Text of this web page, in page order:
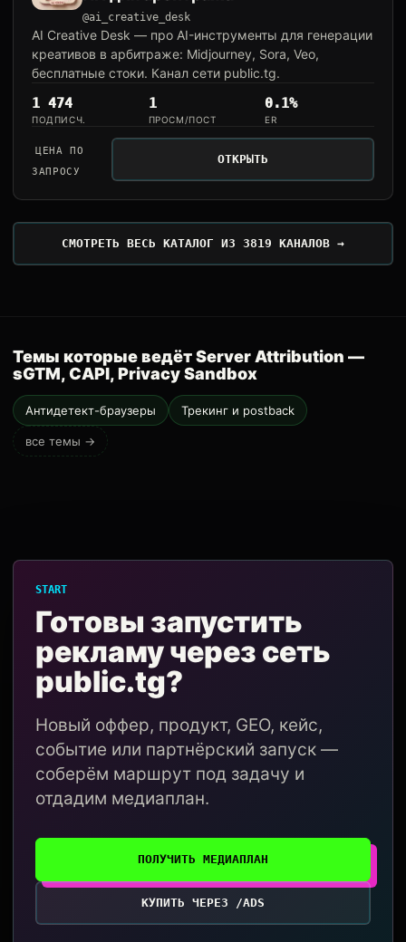
@ai_creative_desk
AI Creative Desk — про AI-инструменты для генерации
креативов в арбитраже: Midjourney, Sora, Veo,
бесплатные стоки. Канал сети public.tg.
1 474
ПОДПИСЧ.
1
ПРОСМ/ПОСТ
0.1%
ER
ЦЕНА ПО
ЗАПРОСУ
ОТКРЫТЬ
СМОТРЕТЬ ВЕСЬ КАТАЛОГ ИЗ 3819 КАНАЛОВ →
Темы которые ведёт Server Attribution —
sGTM, CAPI, Privacy Sandbox
Антидетект-браузеры Трекинг и postback
все темы →
START
Готовы запустить
рекламу через сеть
public.tg?
Новый оффер, продукт, GEO, кейс,
событие или партнёрский запуск —
соберём маршрут под задачу и
отдадим медиаплан.
ПОЛУЧИТЬ МЕДИАПЛАН
КУПИТЬ ЧЕРЕЗ /ADS